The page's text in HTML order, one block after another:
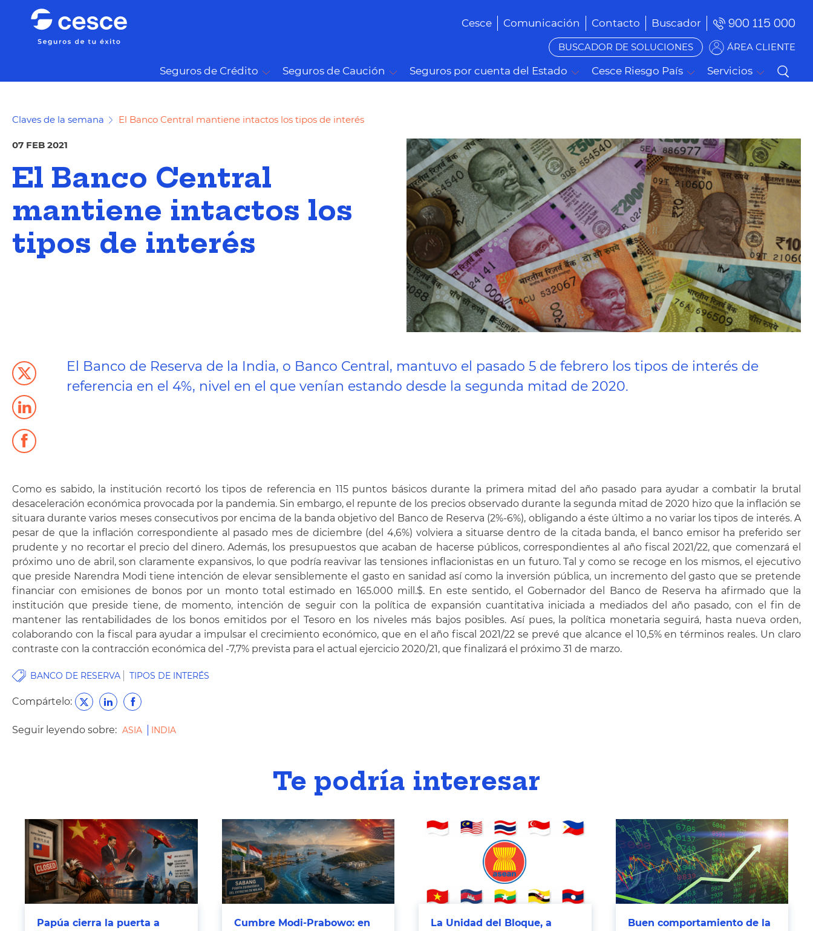
Cesce Comunicación Contacto Buscador 900 115 000
BUSCADOR DE SOLUCIONES ÁREA CLIENTE
Seguros de Crédito Seguros de Caución Seguros por cuenta del Estado Cesce Riesgo País Servicios
Claves de la semana El Banco Central mantiene intactos los tipos de interés
07 FEB 2021
El Banco Central
mantiene intactos los
tipos de interés
El Banco de Reserva de la India, o Banco Central, mantuvo el pasado 5 de febrero los tipos de interés de
referencia en el 4%, nivel en el que venían estando desde la segunda mitad de 2020.
Como es sabido, la institución recortó los tipos de referencia en 115 puntos básicos durante la primera mitad del año pasado para ayudar a combatir la brutal
desaceleración económica provocada por la pandemia. Sin embargo, el repunte de los precios observado durante la segunda mitad de 2020 hizo que la inflación se
situara durante varios meses consecutivos por encima de la banda objetivo del Banco de Reserva (2%-6%), obligando a éste último a no variar los tipos de interés. A
pesar de que la inflación correspondiente al pasado mes de diciembre (del 4,6%) volviera a situarse dentro de la citada banda, el banco emisor ha preferido ser
prudente y no recortar el precio del dinero. Además, los presupuestos que acaban de hacerse públicos, correspondientes al año fiscal 2021/22, que comenzará el
próximo uno de abril, son claramente expansivos, lo que podría reavivar las tensiones inflacionistas en un futuro. Tal y como se recoge en los mismos, el ejecutivo
que preside Narendra Modi tiene intención de elevar sensiblemente el gasto en sanidad así como la inversión pública, un incremento del gasto que se pretende
financiar con emisiones de bonos por un monto total estimado en 165.000 mill.$. En este sentido, el Gobernador del Banco de Reserva ha afirmado que la
institución que preside tiene, de momento, intención de seguir con la política de expansión cuantitativa iniciada a mediados del año pasado, con el fin de
mantener las rentabilidades de los bonos emitidos por el Tesoro en los niveles más bajos posibles. Así pues, la política monetaria seguirá, hasta nueva orden,
colaborando con la fiscal para ayudar a impulsar el crecimiento económico, que en el año fiscal 2021/22 se prevé que alcance el 10,5% en términos reales. Un claro
contraste con la contracción económica del -7,7% prevista para el actual ejercicio 2020/21, que finalizará el próximo 31 de marzo.
BANCO DE RESERVA TIPOS DE INTERÉS
Compártelo:
Seguir leyendo sobre: ASIA INDIA
Te podría interesar
Papúa cierra la puerta a
Cumbre Modi-Prabowo: en
La Unidad del Bloque, a
Buen comportamiento de la